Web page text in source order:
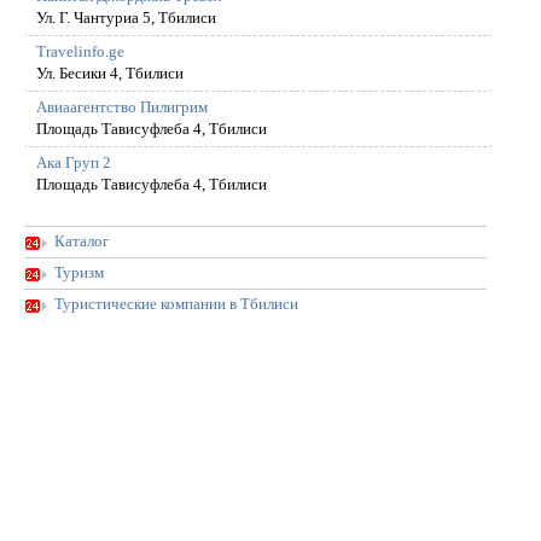
Ул. Г. Чантуриа 5, Тбилиси
Travelinfo.ge
Ул. Бесики 4, Тбилиси
Авиаагентство Пилигрим
Площадь Тависуфлеба 4, Тбилиси
Ака Груп 2
Площадь Тависуфлеба 4, Тбилиси
Каталог
Туризм
Туристические компании в Тбилиси